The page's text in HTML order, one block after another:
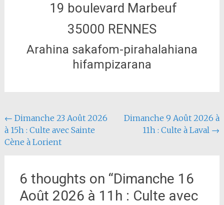
19 boulevard Marbeuf
35000 RENNES
Arahina sakafom-pirahalahiana
hifampizarana
Navigation
Article
← Dimanche 23 Août 2026
à 15h : Culte avec Sainte
Cène à Lorient
Dimanche 9 Août 2026 à
11h : Culte à Laval →
6 thoughts on “Dimanche 16
Août 2026 à 11h : Culte avec